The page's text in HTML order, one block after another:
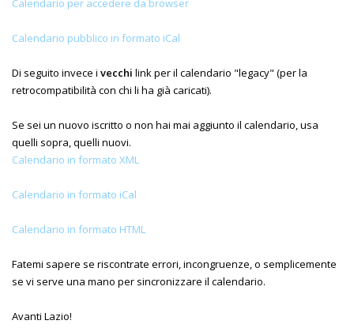
Calendario pubblico in formato iCal
Di seguito invece i vecchi link per il calendario "legacy" (per la
retrocompatibilità con chi li ha già caricati).
Se sei un nuovo iscritto o non hai mai aggiunto il calendario, usa
quelli sopra, quelli nuovi.
Calendario in formato XML
Calendario in formato iCal
Calendario in formato HTML
Fatemi sapere se riscontrate errori, incongruenze, o semplicemente
se vi serve una mano per sincronizzare il calendario.
Avanti Lazio!